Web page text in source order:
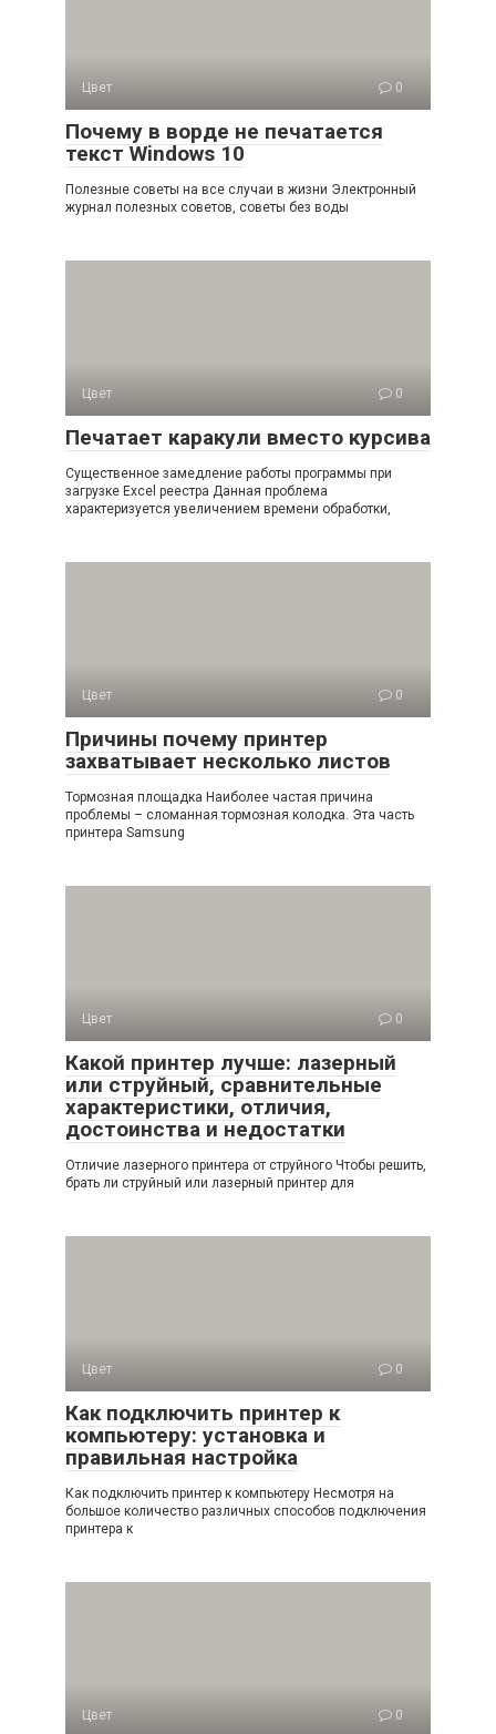
Цвет 0
Почему в ворде не печатается
текст Windows 10
Полезные советы на все случаи в жизни Электронный
журнал полезных советов, советы без воды
Цвет 0
Печатает каракули вместо курсива
Существенное замедление работы программы при
загрузке Excel реестра Данная проблема
характеризуется увеличением времени обработки,
Цвет 0
Причины почему принтер
захватывает несколько листов
Тормозная площадка Наиболее частая причина
проблемы – сломанная тормозная колодка. Эта часть
принтера Samsung
Цвет 0
Какой принтер лучше: лазерный
или струйный, сравнительные
характеристики, отличия,
достоинства и недостатки
Отличие лазерного принтера от струйного Чтобы решить,
брать ли струйный или лазерный принтер для
Цвет 0
Как подключить принтер к
компьютеру: установка и
правильная настройка
Как подключить принтер к компьютеру Несмотря на
большое количество различных способов подключения
принтера к
Цвет 0